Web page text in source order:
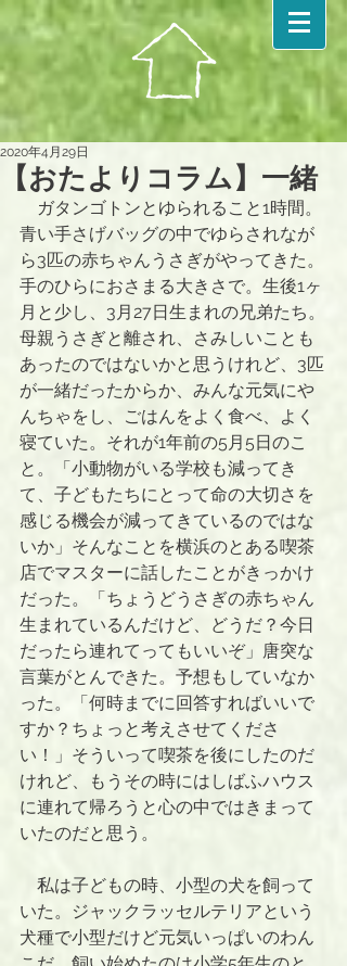
【おたよりコラム】一緒
2020年4月29日
ガタンゴトンとゆられること1時間。
青い手さげバッグの中でゆらされなが
ら3匹の赤ちゃんうさぎがやってきた。
手のひらにおさまる大きさで。生後1ヶ
月と少し、3月27日生まれの兄弟たち。
母親うさぎと離され、さみしいことも
あったのではないかと思うけれど、3匹
が一緒だったからか、みんな元気にや
んちゃをし、ごはんをよく食べ、よく
寝ていた。それが1年前の5月5日のこ
と。「小動物がいる学校も減ってき
て、子どもたちにとって命の大切さを
感じる機会が減ってきているのではな
いか」そんなことを横浜のとある喫茶
店でマスターに話したことがきっかけ
だった。「ちょうどうさぎの赤ちゃん
生まれているんだけど、どうだ？今日
だったら連れてってもいいぞ」唐突な
言葉がとんできた。予想もしていなか
った。「何時までに回答すればいいで
すか？ちょっと考えさせてくださ
い！」そういって喫茶を後にしたのだ
けれど、もうその時にはしばふハウス
に連れて帰ろうと心の中ではきまって
いたのだと思う。
私は子どもの時、小型の犬を飼って
いた。ジャックラッセルテリアという
犬種で小型だけど元気いっぱいのわん